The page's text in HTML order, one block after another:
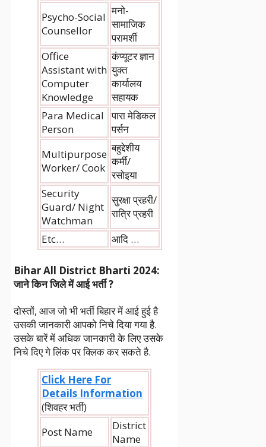
Psycho-Social
Counsellor
मनो-
सामाजिक
परामर्शी
Office
Assistant with
Computer
Knowledge
कंप्यूटर ज्ञान
युक्त
कार्यालय
सहायक
Para Medical
Person
पारा मेडिकल
पर्सन
Multipurpose
Worker/ Cook
बहुद्देशीय
कर्मी/
रसोइया
Security
Guard/ Night
Watchman
सुरक्षा प्रहरी/
रात्रि प्रहरी
Etc…
आदि …
Bihar All District Bharti 2024:
जाने किन जिले में आई भर्ती ?
दोस्तों, आज जो भी भर्ती बिहार में आई हुई है
उसकी जानकारी आपको निचे दिया गया है.
उसके बारें में अधिक जानकारी के लिए उसके
निचे दिए गे लिंक पर क्लिक कर सकते है.
Click Here For
Details Information
(शिवहर भर्ती)
Post Name
District
Name